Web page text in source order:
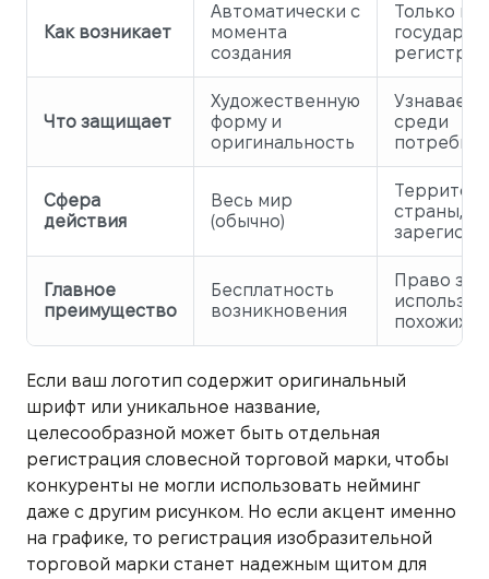
Как возникает
Автоматически с
момента
создания
Только
Что защищает
Художественную
форму и
оригинальность
среди
Сфера
действия
Весь мир
(обычно)
страны,
Главное
преимущество
Бесплатность
возникновения
Право
похожих
Если ваш логотип содержит оригинальный
шрифт или уникальное название,
целесообразной может быть отдельная
регистрация словесной торговой марки, чтобы
конкуренты не могли использовать нейминг
даже с другим рисунком. Но если акцент именно
на графике, то регистрация изобразительной
торговой марки станет надежным щитом для